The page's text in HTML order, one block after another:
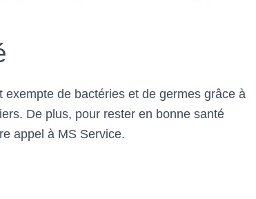
de bactéries et de germes grâce à
De plus, pour rester en bonne santé
appel à MS Service.